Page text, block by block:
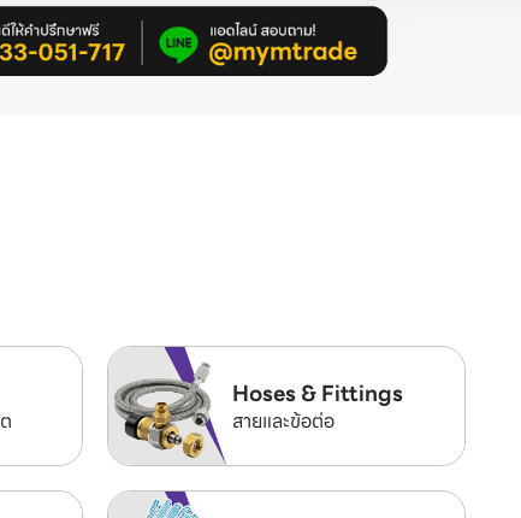
Hoses & Fittings
สายและข้อต่อ